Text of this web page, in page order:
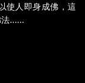
使人即身成佛，這
......